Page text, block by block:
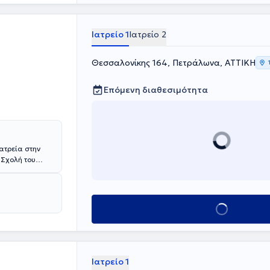
της
στην
του
ως
στα
Αθηνών.
Ιατρείο 1Ιατρείο 2
Θεσσαλονίκης 164, Πετράλωνα, ΑΤΤΙΚΗ
Επόμενη διαθεσιμότητα
Κλείσε ραντεβού
Ιατρείο 1